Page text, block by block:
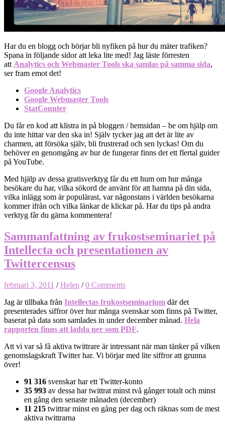
Har du en blogg och börjar bli nyfiken på hur du mäter trafiken?
Spana in följande sidor att leka lite med! Jag läste förresten
attAnalytics och Webmaster Tools ska samlas på samma sida,
ser fram emot det!
Google Analytics
Google Webmaster Tools
StatCounter
Du får en kod att klistra in på bloggen / hemsidan – be om hjälp om
du inte hittar var den ska in! Själv tycker jag att det är lite av
charmen, att försöka själv, bli frustrerad och sen lyckas! Om du
behöver en genomgång av hur de fungerar finns det ett flertal guider
på YouTube.
Med hjälp av dessa gratisverktyg får du ett hum om hur många
besökare du har, vilka sökord de använt för att hamna på din sida,
vilka inlägg som är populärast, var någonstans i världen besökarna
kommer ifrån och vilka länkar de klickar på. Har du tips på andra
verktyg får du gärna kommentera!
Sammanfattning av frukostseminariet på
Intellecta och presentationen av
Twittercensus
februari 3, 2011 /Helen /0 Comments
Jag är tillbaka från Intellectas frukostseminarium där det
presenterades siffror över hur många svenskar som finns på Twitter,
baserat på data som samlades in under december månad. Hela
rapporten finns att ladda ner som PDF.
Att vi var så få aktiva twittrare är intressant när man tänker på vilken
genomslagskraft Twitter har. Vi börjar med lite siffror att grunna
över!
91 316 svenskar har ett Twitter-konto
35 993 av dessa har twittrat minst två gånger totalt och minst
en gång den senaste månaden (december)
11 215 twittrar minst en gång per dag och räknas som de mest
aktiva twittrarna